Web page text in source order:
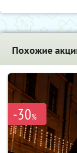
Похожие
-30%